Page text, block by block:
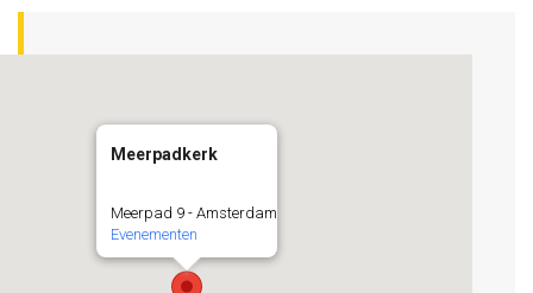
Meerpadkerk
Meerpad 9 - Amsterdam
Evenementen